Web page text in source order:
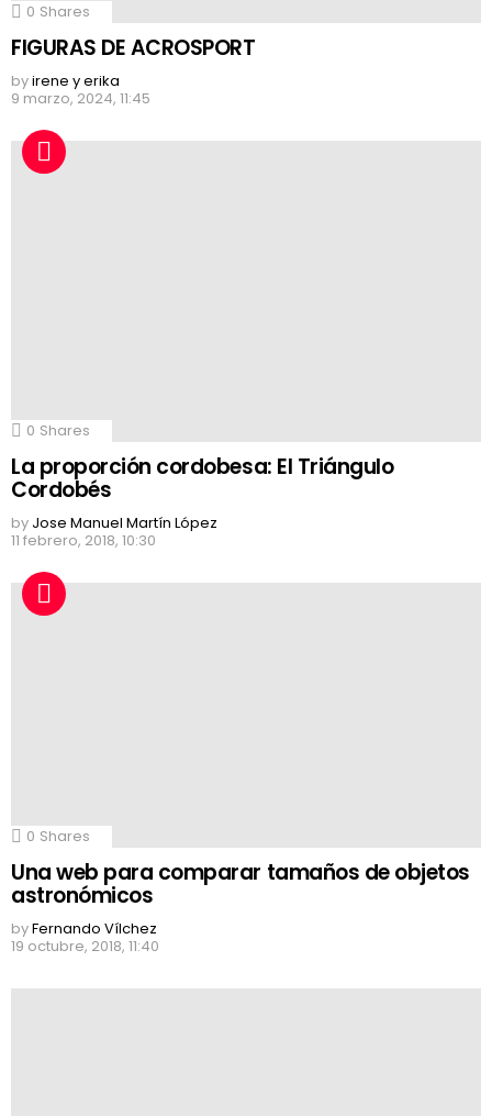
0 Shares
FIGURAS DE ACROSPORT
byirene y erika
9 marzo, 2024, 11:45
0 Shares
La proporción cordobesa: El Triángulo
Cordobés
by Jose Manuel Martín López
11 febrero, 2018, 10:30
0 Shares
Una web para comparar tamaños de objetos
astronómicos
byFernando Vílchez
19 octubre, 2018, 11:40